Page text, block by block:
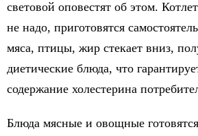
световой оповестят об этом.
не надо, приготовятся
мяса, птицы, жир стекает вниз,
диетические блюда, что
содержание холестерина
Блюда мясные и овощные